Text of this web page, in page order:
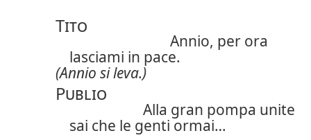
Tito
Annio, per ora
lasciami in pace.
(Annio si leva.)
Publio
Alla gran pompa unite
sai che le genti ormai…